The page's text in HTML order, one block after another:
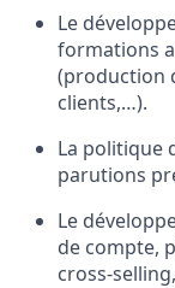
Le
formations
(production
clients,…).
La politique
parutions
Le
de compte,
cross-